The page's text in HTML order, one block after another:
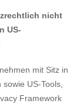
nicht
US-
mit Sitz in
US-Tools,
Framework